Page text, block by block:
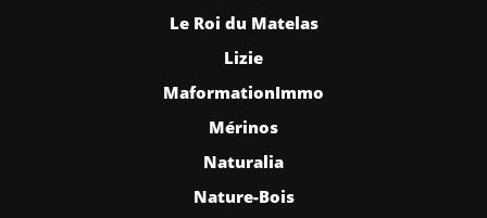
Le Roi du Matelas
Lizie
MaformationImmo
Mérinos
Naturalia
Nature-Bois